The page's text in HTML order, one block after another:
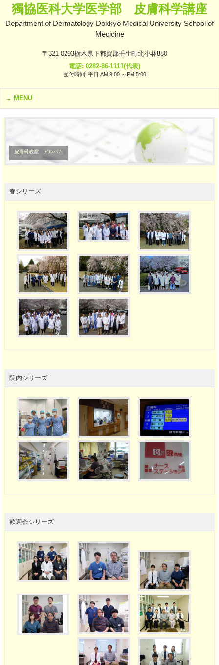
獨協医科大学医学部 皮膚科学講座
Department of Dermatology Dokkyo Medical University School of
Medicine
〒321-0293栃木県下都賀郡壬生町北小林880
電話: 0282-86-1111(代表)
受付時間: 平日 AM 9:00 ～PM 5:00
MENU
皮膚科教室 アルバム
春シリーズ
院内シリーズ
歓迎会シリーズ